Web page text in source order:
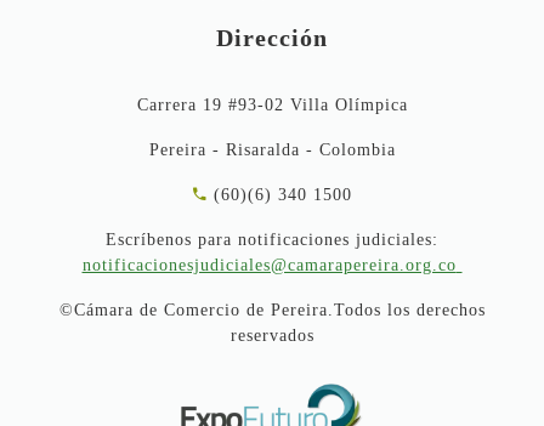
Dirección
Carrera 19 #93-02 Villa Olímpica
Pereira - Risaralda - Colombia
(60)(6) 340 1500
Escríbenos para notificaciones judiciales:
notificacionesjudiciales@camarapereira.org.co
©Cámara de Comercio de Pereira.Todos los derechos
reservados